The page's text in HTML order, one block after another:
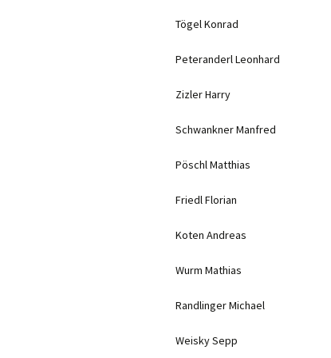
Tögel Konrad
Peteranderl Leonhard
Zizler Harry
Schwankner Manfred
Pöschl Matthias
Friedl Florian
Koten Andreas
Wurm Mathias
Randlinger Michael
Weisky Sepp